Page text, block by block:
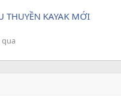
THUYỀN KAYAK MỚI
qua